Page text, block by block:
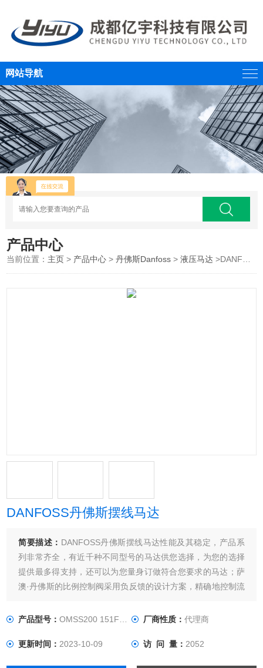
网站导航
产品中心
当前位置： 主页 > 产品中心 >丹佛斯Danfoss >液压马达 >DANFOSS丹佛斯摆线马达
DANFOSS丹佛斯摆线马达
简要描述： DANFOSS丹佛斯摆线马达性能及其稳定，产品系
列非常齐全，有近千种不同型号的马达供您选择，为您的选择
提供最多得支持，还可以为您量身订做符合您要求的马达；萨
澳·丹佛斯的比例控制阀采用负反馈的设计方案，精确地控制流
产品型号：OMSS200 151F0539-3 厂商性质： 代理商
更新时间：2023-10-09 访 问 量： 2052